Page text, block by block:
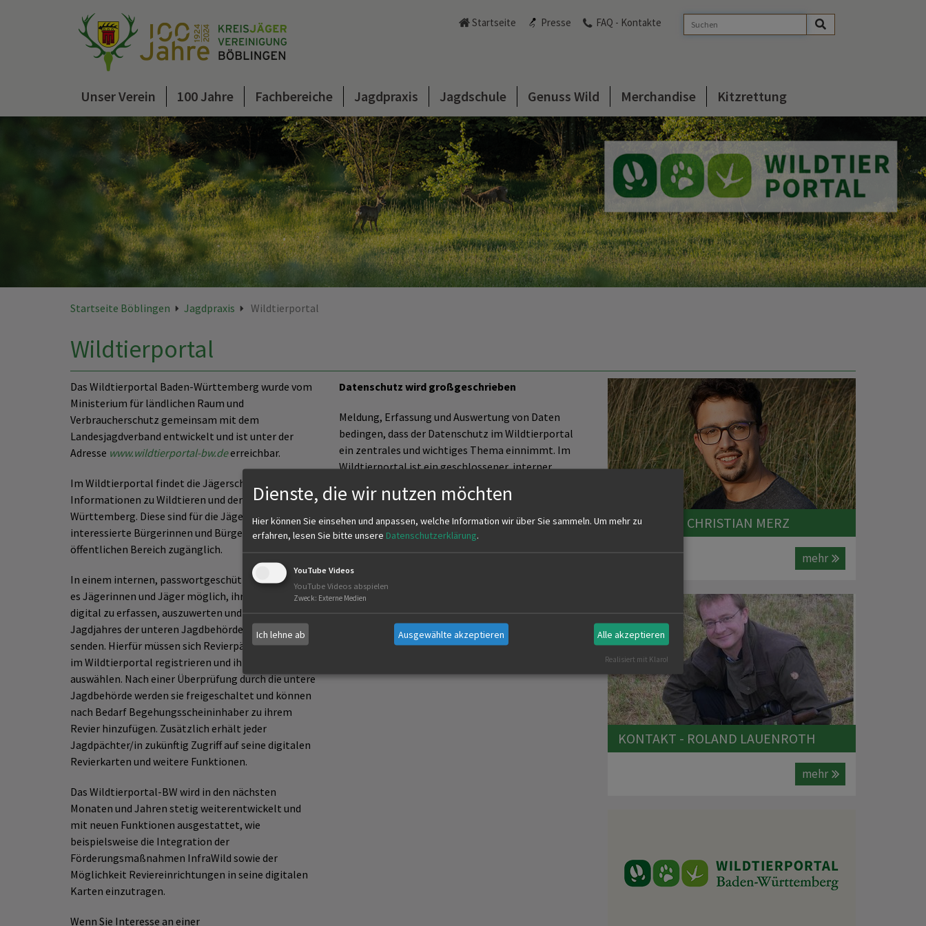
Startseite Presse FAQ - Kontakte
Unser Verein 100 Jahre Fachbereiche Jagdpraxis Jagdschule Genuss Wild Merchandise Kitzrettung
Startseite Böblingen Jagdpraxis Wildtierportal
Wildtierportal
Das Wildtierportal Baden-Württemberg wurde vom
Ministerium für ländlichen Raum und
Verbraucherschutz gemeinsam mit dem
Landesjagdverband entwickelt und ist unter der
Adresse www.wildtierportal-bw.deerreichbar.
Im Wildtierportal findet die Jägerschaft
Informationen zu Wildtieren und der Jagd in Baden-
Württemberg. Diese sind für die Jägerschaft und
interessierte Bürgerinnen und Bürger in einem
öffentlichen Bereich zugänglich.
In einem internen, passwortgeschützten Bereich ist
es Jägerinnen und Jäger möglich, ihre Jagdstrecken
digital zu erfassen, auszuwerten und am Ende des
Jagdjahres der unteren Jagdbehörde einfach zu
senden. Hierfür müssen sich Revierpächter einmalig
im Wildtierportal registrieren und ihr eigenes Revier
auswählen. Nach einer Überprüfung durch die untere
Jagdbehörde werden sie freigeschaltet und können
nach Bedarf Begehungsscheininhaber zu ihrem
Revier hinzufügen. Zusätzlich erhält jeder
Jagdpächter/in zukünftig Zugriff auf seine digitalen
Revierkarten und weitere Funktionen.
Das Wildtierportal-BW wird in den nächsten
Monaten und Jahren stetig weiterentwickelt und
mit neuen Funktionen ausgestattet, wie
beispielsweise die Integration der
Förderungsmaßnahmen InfraWild sowie der
Möglichkeit Reviereinrichtungen in seine digitalen
Karten einzutragen.
Wenn Sie Interesse an einer
Datenschutz wird großgeschrieben
Meldung, Erfassung und Auswertung von Daten
bedingen, dass der Datenschutz im Wildtierportal
ein zentrales und wichtiges Thema einnimmt. Im
Wildtierportal ist ein geschlossener, interner
Bereich mit definierten Rollen und Rechten
eingerichtet. Gemäß den europäischen
Datenschutzrichtlinien dürfen erfasste
Streckendaten nur die zum Revier zugeordneten
Personen wie Jagdausübungsberechtigte (Pächter
bzw. Eigenjagdbesitzer) und Jagderlaubnisinhaber
(Begehungsschein) einsehen. Die Behörden haben
lediglich Zugriff auf aggregierte Daten der
Streckenmeldung im Zuge ihres dienstlichen
KONTAKT - CHRISTIAN MERZ
mehr
KONTAKT - ROLAND LAUENROTH
mehr
Dienste, die wir nutzen möchten
Hier können Sie einsehen und anpassen, welche Information wir über Sie sammeln. Um mehr zu
erfahren, lesen Sie bitte unsere Datenschutzerklärung.
YouTube Videos
YouTube Videos abspielen
Zweck: Externe Medien
Ich lehne ab Ausgewählte akzeptieren Alle akzeptieren
Realisiert mit Klaro!